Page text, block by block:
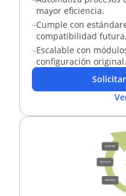
mayor eficiencia.
–Cumple con
compatibilidad futura.
–Escalable con
configuración original.